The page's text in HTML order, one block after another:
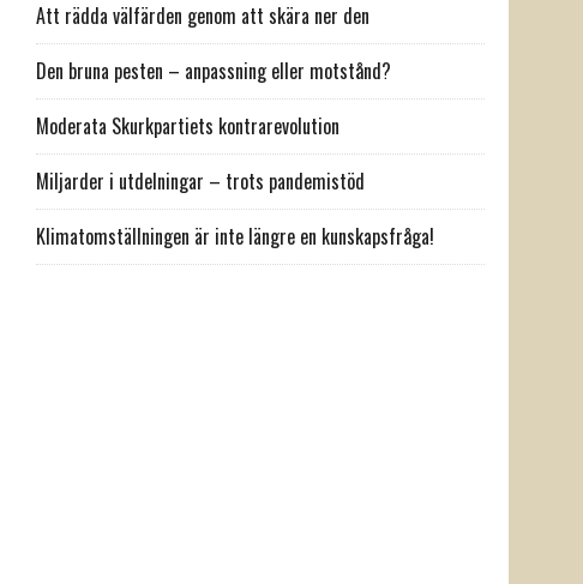
Att rädda välfärden genom att skära ner den
Den bruna pesten – anpassning eller motstånd?
Moderata Skurkpartiets kontrarevolution
Miljarder i utdelningar – trots pandemistöd
Klimatomställningen är inte längre en kunskapsfråga!